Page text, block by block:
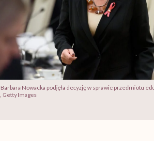
Nowacka podjęła decyzję w sprawie przedmiotu
Getty Images